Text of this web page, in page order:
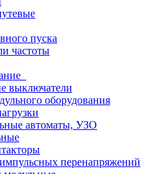
пуска
частоты
выключатели
оборудования
автоматы, УЗО
перенапряжений